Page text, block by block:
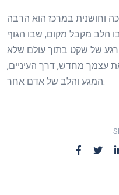
וחושנית במרכז הוא הרבה
הלב מקבל מקום, שבו הגוף
של שקט בתוך עולם שלא
עצמך מחדש, דרך העיניים,
המגע והלב של אדם אחר.